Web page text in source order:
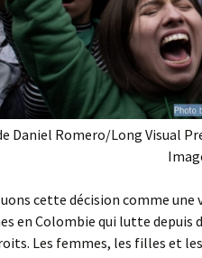
Daniel Romero/Long Visual
cette décision comme
en Colombie qui lutte depuis
Les femmes, les filles et